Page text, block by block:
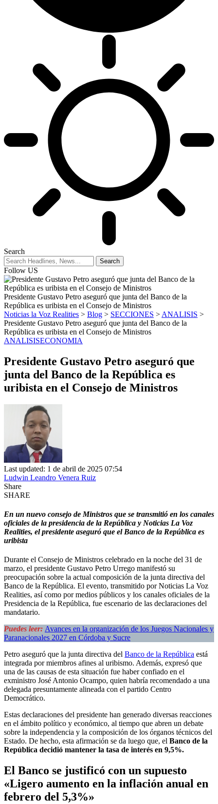
Search
Follow US
Presidente Gustavo Petro aseguró que junta del Banco de la
República es uribista en el Consejo de Ministros
Noticias la Voz Realities > Blog > SECCIONES > ANALISIS >
Presidente Gustavo Petro aseguró que junta del Banco de la
República es uribista en el Consejo de Ministros
ANALISISECONOMIA
Presidente Gustavo Petro aseguró que
junta del Banco de la República es
uribista en el Consejo de Ministros
Last updated: 1 de abril de 2025 07:54
Ludwin Leandro Venera Ruiz
Share
SHARE
En un nuevo consejo de Ministros que se transmitió en los canales
oficiales de la presidencia de la República y Noticias La Voz
Realities, el presidente aseguró que el Banco de la República es
uribista
Durante el Consejo de Ministros celebrado en la noche del 31 de
marzo, el presidente Gustavo Petro Urrego manifestó su
preocupación sobre la actual composición de la junta directiva del
Banco de la República. El evento, transmitido por Noticias La Voz
Realities, así como por medios públicos y los canales oficiales de la
Presidencia de la República, fue escenario de las declaraciones del
mandatario.
Puedes leer: Avances en la organización de los Juegos Nacionales y
Paranacionales 2027 en Córdoba y Sucre
Petro aseguró que la junta directiva del Banco de la República está
integrada por miembros afines al uribismo. Además, expresó que
una de las causas de esta situación fue haber confiado en el
exministro José Antonio Ocampo, quien habría recomendado a una
delegada presuntamente alineada con el partido Centro
Democrático.
Estas declaraciones del presidente han generado diversas reacciones
en el ámbito político y económico, al tiempo que abren un debate
sobre la independencia y la composición de los órganos técnicos del
Estado. De hecho, esta afirmación se da luego que, el Banco de la
República decidió mantener la tasa de interés en 9,5%.
El Banco se justificó con un supuesto
«Ligero aumento en la inflación anual en
febrero del 5,3%»